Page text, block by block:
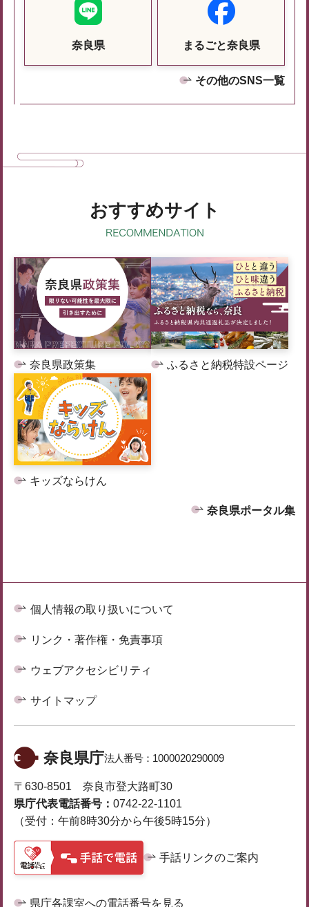
奈良県 まるごと奈良県
その他のSNS一覧
おすすめサイト
奈良県政策集 ふるさと納税特設ページ
キッズならけん
奈良県ポータル集
個人情報の取り扱いについて
リンク・著作権・免責事項
ウェブアクセシビリティ
サイトマップ
奈良県庁法人番号： 1000020290009
〒630-8501 奈良市登大路町30
県庁代表電話番号： 0742-22-1101
（受付：午前8時30分から午後5時15分）
手話リンクのご案内
県庁各課室への電話番号を見る